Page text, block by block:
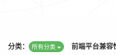
前端平台兼容
分类： 所有分类